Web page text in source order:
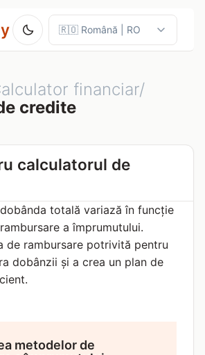
financiar/
credite
calculatorul de
totală variază în funcție
a împrumutului.
de rambursare potrivită pentru
dobânzii și a crea un plan de
metodelor de